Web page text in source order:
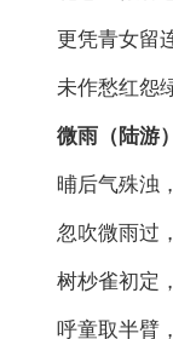
更凭青女留连
未作愁红怨绿
微雨（陆游）
晡后气殊浊，
忽吹微雨过，
树杪雀初定，
呼童取半臂，